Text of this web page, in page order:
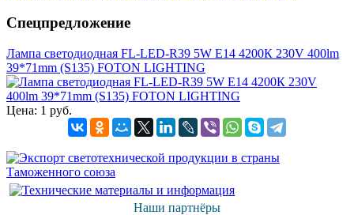
Спецпредложение
Лампа светодиодная FL-LED-R39 5W E14 4200К 230V 400lm
39*71mm (S135) FOTON LIGHTING
Цена: 1 руб.
Наши партнёры